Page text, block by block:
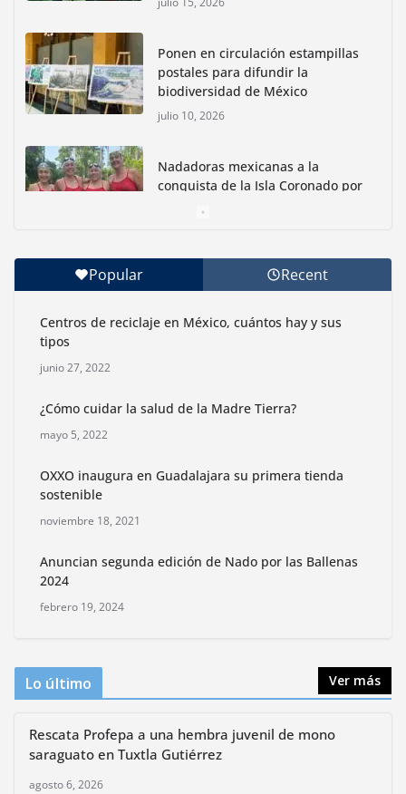
Ponen en circulación estampillas
postales para difundir la
biodiversidad de México
julio 10, 2026
Nadadoras mexicanas a la
conquista de la Isla Coronado por
Con jornada informativa, Profepa y Humane World
junio 15, 2026
Inauguran nuevo Embarcadero Cuemanco para
junio 4, 2026
Rompe CDMX récords Reto Naturalista Urbano 2026 y
lidera la biodiversidad nacional
CDMX presenta rutas
Popular Recent
Centros de reciclaje en México, cuántos hay y sus
tipos
junio 27, 2022
¿Cómo cuidar la salud de la Madre Tierra?
mayo 5, 2022
OXXO inaugura en Guadalajara su primera tienda
sostenible
noviembre 18, 2021
Anuncian segunda edición de Nado por las Ballenas
2024
febrero 19, 2024
Lo último Ver más
Rescata Profepa a una hembra juvenil de mono
saraguato en Tuxtla Gutiérrez
agosto 6, 2026